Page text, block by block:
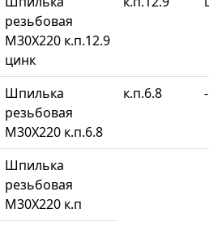
резьбовая
М30Х220 к.п.12.9
цинк
Шпилька
резьбовая
М30Х220 к.п.6.8
к.п.6.8 -
Шпилька
резьбовая
М30Х220 к.п